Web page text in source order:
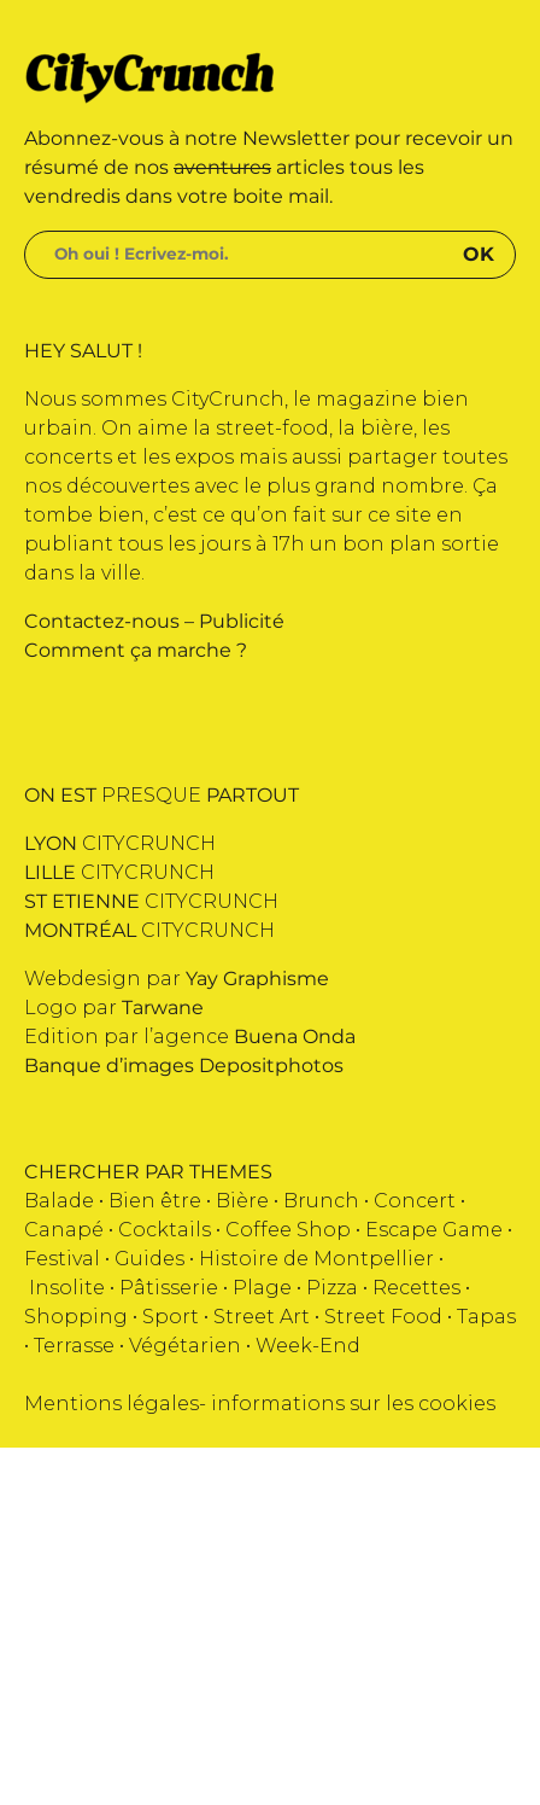
déposée • Tous droits
par Buena Onda Web •
Abonnez-vous à notre Newsletter pour recevoir un
résumé de nos aventures articles tous les
vendredis dans votre boite mail.
HEY SALUT !
Nous sommes CityCrunch, le magazine bien
urbain. On aime la street-food, la bière, les
concerts et les expos mais aussi partager toutes
nos découvertes avec le plus grand nombre. Ça
tombe bien, c’est ce qu’on fait sur ce site en
publiant tous les jours à 17h un bon plan sortie
dans la ville.
Contactez-nous – Publicité
Comment ça marche ?
ON EST PRESQUE PARTOUT
LYON CITYCRUNCH
LILLE CITYCRUNCH
ST ETIENNE CITYCRUNCH
MONTRÉAL CITYCRUNCH
Webdesign par Yay Graphisme
Logo par Tarwane
Edition par l’agence Buena Onda
Banque d’images Depositphotos
CHERCHER PAR THEMES
Balade • Bien être • Bière • Brunch • Concert •
Canapé • Cocktails • Coffee Shop • Escape Game •
Festival
• Guides • Histoire de Montpellier •
Insolite • Pâtisserie • Plage • Pizza • Recettes •
Shopping • Sport • Street Art • Street Food • Tapas
• Terrasse • Végétarien • Week-End
Mentions légales- informations sur les cookies